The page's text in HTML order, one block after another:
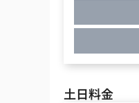
土日料金